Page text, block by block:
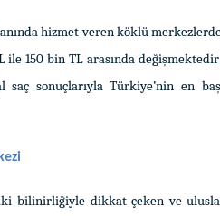
hizmet veren köklü
ile 150 bin TL arasında
sonuçlarıyla Türkiye’nin en
bilinirliğiyle dikkat çeken ve